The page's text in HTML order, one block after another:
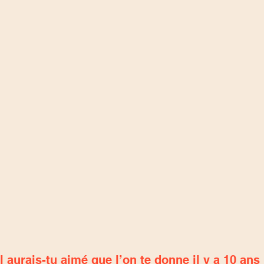
aurais-tu aimé que l’on te donne il y a 10